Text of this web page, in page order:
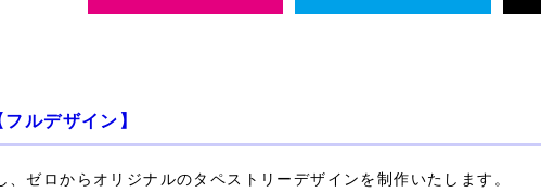
フルデザイン】
ゼロからオリジナルのタペストリーデザインを制作いたします。